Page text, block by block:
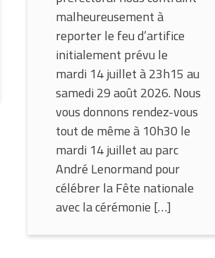
malheureusement à
reporter le feu d’artifice
initialement prévu le
mardi 14 juillet à 23h15 au
samedi 29 août 2026. Nous
vous donnons rendez-vous
tout de même à 10h30 le
mardi 14 juillet au parc
André Lenormand pour
célébrer la Fête nationale
avec la cérémonie […]